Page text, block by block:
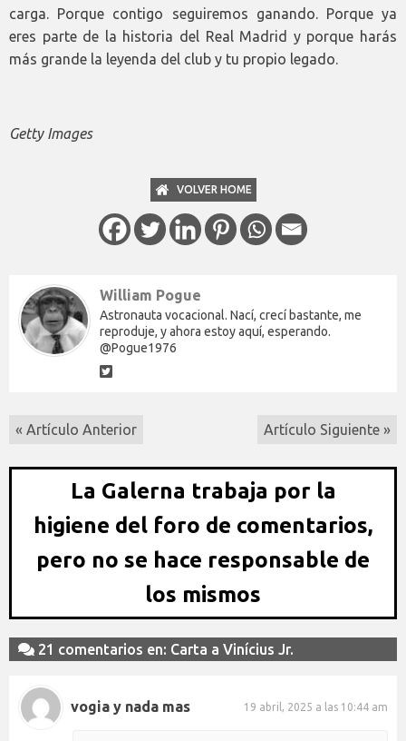
carga. Porque contigo seguiremos ganando. Porque ya
eres parte de la historia del Real Madrid y porque harás
más grande la leyenda del club y tu propio legado.
Getty Images
VOLVER HOME
William Pogue
Astronauta vocacional. Nací, crecí bastante, me
reproduje, y ahora estoy aquí, esperando.
@Pogue1976
« Artículo Anterior Artículo Siguiente »
La Galerna trabaja por la
higiene del foro de comentarios,
pero no se hace responsable de
los mismos
21 comentarios en: Carta a Vinícius Jr.
vogia y nada mas 19 abril, 2025 a las 10:44 am